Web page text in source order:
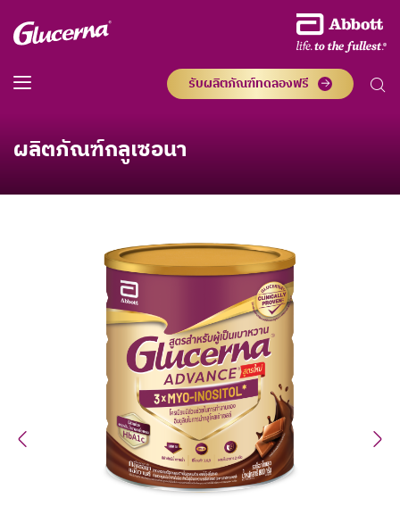
รับผลิตภัณฑ์ทดลองฟรี
ผลิตภัณฑ์กลูเซอนา